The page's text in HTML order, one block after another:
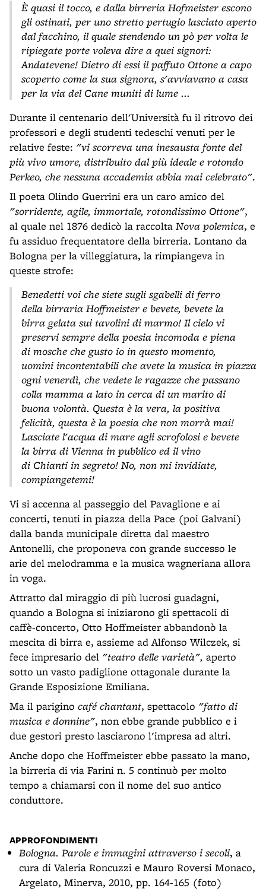
È quasi il tocco, e dalla birreria Hofmeister escono
gli ostinati, per uno stretto pertugio lasciato aperto
dal facchino, il quale stendendo un pò per volta le
ripiegate porte voleva dire a quei signori:
Andatevene! Dietro di essi il paffuto Ottone a capo
scoperto come la sua signora, s'avviavano a casa
per la via del Cane muniti di lume ...
Durante il centenario dell'Università fu il ritrovo dei
professori e degli studenti tedeschi venuti per le
relative feste: "vi scorreva una inesausta fonte del
più vivo umore, distribuito dal più ideale e rotondo
Perkeo, che nessuna accademia abbia mai celebrato".
Il poeta Olindo Guerrini era un caro amico del
"sorridente, agile, immortale, rotondissimo Ottone",
al quale nel 1876 dedicò la raccolta Nova polemica, e
fu assiduo frequentatore della birreria. Lontano da
Bologna per la villeggiatura, la rimpiangeva in
queste strofe:
Benedetti voi che siete sugli sgabelli di ferro
della birraria Hoffmeister e bevete, bevete la
birra gelata sui tavolini di marmo! Il cielo vi
preservi sempre della poesia incomoda e piena
di mosche che gusto io in questo momento,
uomini incontentabili che avete la musica in piazza
ogni venerdì, che vedete le ragazze che passano
colla mamma a lato in cerca di un marito di
buona volontà. Questa è la vera, la positiva
felicità, questa è la poesia che non morrà mai!
Lasciate l'acqua di mare agli scrofolosi e bevete
la birra di Vienna in pubblico ed il vino
di Chianti in segreto! No, non mi invidiate,
compiangetemi!
Vi si accenna al passeggio del Pavaglione e ai
concerti, tenuti in piazza della Pace (poi Galvani)
dalla banda municipale diretta dal maestro
Antonelli, che proponeva con grande successo le
arie del melodramma e la musica wagneriana allora
in voga.
Attratto dal miraggio di più lucrosi guadagni,
quando a Bologna si iniziarono gli spettacoli di
caffè-concerto, Otto Hoffmeister abbandonò la
mescita di birra e, assieme ad Alfonso Wilczek, si
fece impresario del "teatro delle varietà", aperto
sotto un vasto padiglione ottagonale durante la
Grande Esposizione Emiliana.
Ma il parigino café chantant, spettacolo "fatto di
musica e donnine", non ebbe grande pubblico e i
due gestori presto lasciarono l'impresa ad altri.
Anche dopo che Hoffmeister ebbe passato la mano,
la birreria di via Farini n. 5 continuò per molto
tempo a chiamarsi con il nome del suo antico
conduttore.
APPROFONDIMENTI
Bologna. Parole e immagini attraverso i secoli, a
cura di Valeria Roncuzzi e Mauro Roversi Monaco,
Argelato, Minerva, 2010, pp. 164-165 (foto)